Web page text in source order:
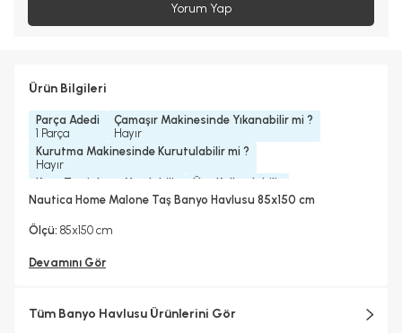
Yorum Yap
Ürün Bilgileri
Parça Adedi
1 Parça
Çamaşır Makinesinde Yıkanabilir mi ?
Hayır
Kurutma Makinesinde Kurutulabilir mi ?
Hayır
Kuru Temizleme Yapılabilir
Hayır
Ütü Kullanılabilir
Hayır
Nautica Home Malone Taş Banyo Havlusu 85x150 cm
Ölçü: 85x150 cm
Devamını Gör
Tüm Banyo Havlusu Ürünlerini Gör